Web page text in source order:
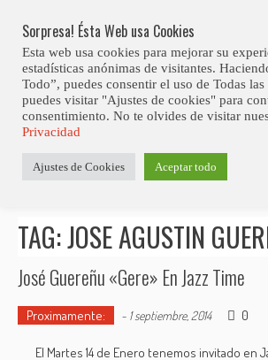
content
Club Contest.
Posts tagged "Jose Agustin
TAG: JOSE AGUSTIN
José Guereñu «Gere» En Jazz Time
Proximamente: - 1 septiembre, 2014 0
El Martes 14 de Enero tenemos invitado en
Sorpresa! Ésta Web usa Cookies
Esta web usa cookies para mejorar su
estadísticas anónimas de visitantes.
Todo”, puedes consentir el uso de Todas
puedes visitar "Ajustes de cookies" para
consentimiento. No te olvides de visitar
Privacidad
Ajustes de Cookies Aceptar todo